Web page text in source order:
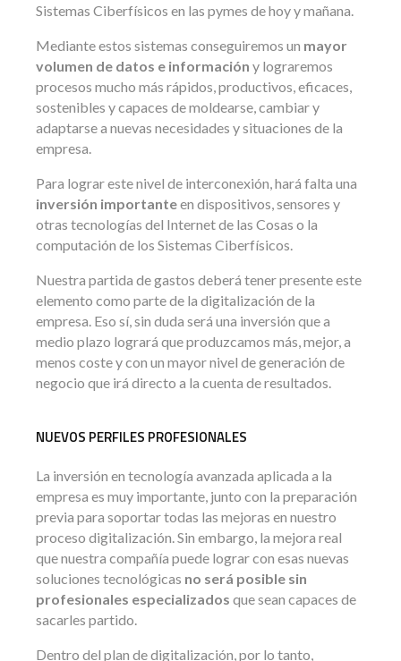
Sistemas Ciberfísicos en las pymes de hoy y mañana.
Mediante estos sistemas conseguiremos un mayor
volumen de datos e información y lograremos
procesos mucho más rápidos, productivos, eficaces,
sostenibles y capaces de moldearse, cambiar y
adaptarse a nuevas necesidades y situaciones de la
empresa.
Para lograr este nivel de interconexión, hará falta una
inversión importanteen dispositivos, sensores y
otras tecnologías del Internet de las Cosas o la
computación de los Sistemas Ciberfísicos.
Nuestra partida de gastos deberá tener presente este
elemento como parte de la digitalización de la
empresa. Eso sí, sin duda será una inversión que a
medio plazo logrará que produzcamos más, mejor, a
menos coste y con un mayor nivel de generación de
negocio que irá directo a la cuenta de resultados.
NUEVOS PERFILES PROFESIONALES
La inversión en tecnología avanzada aplicada a la
empresa es muy importante, junto con la preparación
previa para soportar todas las mejoras en nuestro
proceso digitalización. Sin embargo, la mejora real
que nuestra compañía puede lograr con esas nuevas
soluciones tecnológicas no será posible sin
profesionales especializados que sean capaces de
sacarles partido.
Dentro del plan de digitalización, por lo tanto,